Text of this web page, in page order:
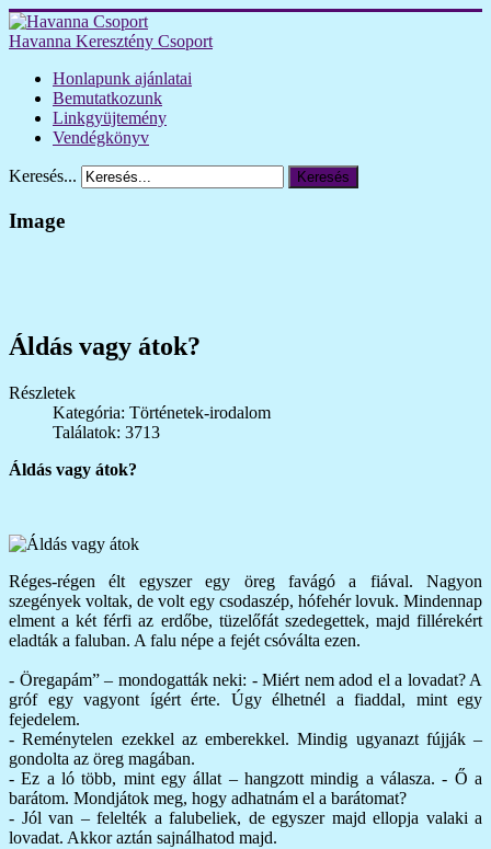
Havanna Keresztény Csoport
Honlapunk ajánlatai
Bemutatkozunk
Linkgyüjtemény
Vendégkönyv
Keresés... Keresés
Image
Áldás vagy átok?
Részletek
Kategória: Történetek-irodalom
Találatok: 3713
Áldás vagy átok?
Réges-régen élt egyszer egy öreg favágó a fiával. Nagyon
szegények voltak, de volt egy csodaszép, hófehér lovuk. Mindennap
elment a két férfi az erdőbe, tüzelőfát szedegettek, majd fillérekért
eladták a faluban. A falu népe a fejét csóválta ezen.
- Öregapám” – mondogatták neki: - Miért nem adod el a lovadat? A
gróf egy vagyont ígért érte. Úgy élhetnél a fiaddal, mint egy
fejedelem.
- Reménytelen ezekkel az emberekkel. Mindig ugyanazt fújják –
gondolta az öreg magában.
- Ez a ló több, mint egy állat – hangzott mindig a válasza. - Ő a
barátom. Mondjátok meg, hogy adhatnám el a barátomat?
- Jól van – felelték a falubeliek, de egyszer majd ellopja valaki a
lovadat. Akkor aztán sajnálhatod majd.